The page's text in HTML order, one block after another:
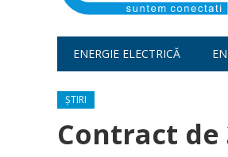
ENERGIE ELECTRICĂ
ȘTIRI
Contract